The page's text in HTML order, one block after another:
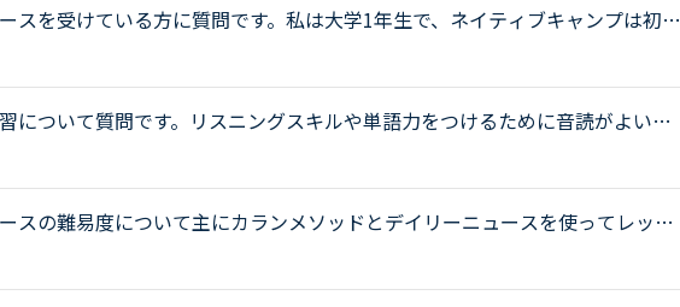
スを受けている方に質問です。私は大学1年生で、ネイティブキャンプは初め
らずの初心者です。一応英語系の学問をしていて、今月受けたスピーキング
。普段は、できる...
について質問です。リスニングスキルや単語力をつけるために音読がよいと
音読を三冊ぐらい実施しました（一つの長文を20回づつ）が、自分の中で上
思っています。また...
スの難易度について主にカランメソッドとデイリーニュースを使ってレッス
ます。デイリーニュースが日によって難易度が変わり、とても簡単な時と少
る時があります。簡...